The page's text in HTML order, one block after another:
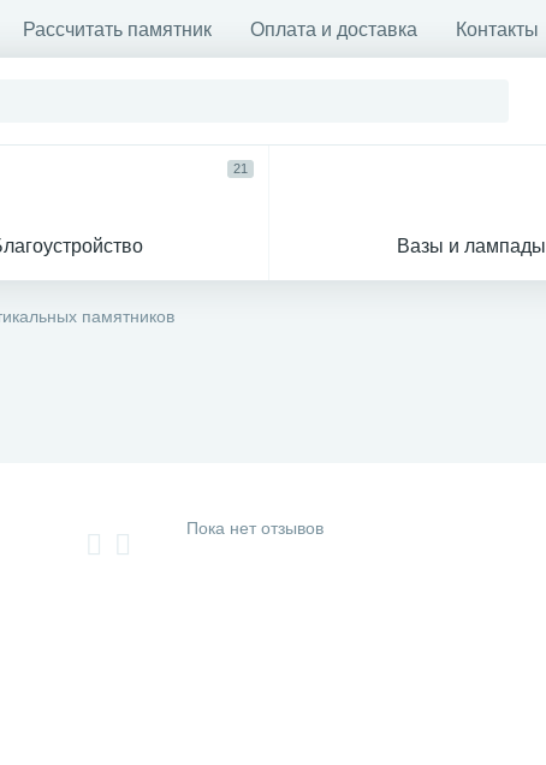
Рассчитать памятник Оплата и доставка Контакты
21
Вазы и лампады
памятников
Пока нет отзывов